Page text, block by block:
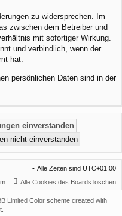
zu widersprechen. Im
zwischen dem Betreiber und
mit sofortiger Wirkung.
und verbindlich, wenn der
hat.
persönlichen Daten sind in der
Alle Zeiten sind UTC+01:00
Alle Cookies des Boards löschen
Limited Color scheme created with